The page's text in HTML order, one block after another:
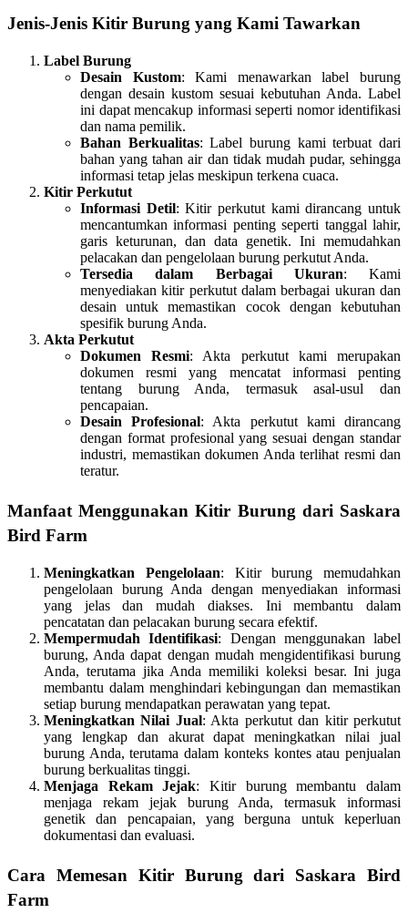
Jenis-Jenis Kitir Burung yang Kami Tawarkan
Label Burung
Desain Kustom: Kami menawarkan label burung
dengan desain kustom sesuai kebutuhan Anda. Label
ini dapat mencakup informasi seperti nomor identifikasi
dan nama pemilik.
Bahan Berkualitas: Label burung kami terbuat dari
bahan yang tahan air dan tidak mudah pudar, sehingga
informasi tetap jelas meskipun terkena cuaca.
Kitir Perkutut
Informasi Detil: Kitir perkutut kami dirancang untuk
mencantumkan informasi penting seperti tanggal lahir,
garis keturunan, dan data genetik. Ini memudahkan
pelacakan dan pengelolaan burung perkutut Anda.
Tersedia dalam Berbagai Ukuran: Kami
menyediakan kitir perkutut dalam berbagai ukuran dan
desain untuk memastikan cocok dengan kebutuhan
spesifik burung Anda.
Akta Perkutut
Dokumen Resmi: Akta perkutut kami merupakan
dokumen resmi yang mencatat informasi penting
tentang burung Anda, termasuk asal-usul dan
pencapaian.
Desain Profesional: Akta perkutut kami dirancang
dengan format profesional yang sesuai dengan standar
industri, memastikan dokumen Anda terlihat resmi dan
teratur.
Manfaat Menggunakan Kitir Burung dari Saskara
Bird Farm
Meningkatkan Pengelolaan: Kitir burung memudahkan
pengelolaan burung Anda dengan menyediakan informasi
yang jelas dan mudah diakses. Ini membantu dalam
pencatatan dan pelacakan burung secara efektif.
Mempermudah Identifikasi: Dengan menggunakan label
burung, Anda dapat dengan mudah mengidentifikasi burung
Anda, terutama jika Anda memiliki koleksi besar. Ini juga
membantu dalam menghindari kebingungan dan memastikan
setiap burung mendapatkan perawatan yang tepat.
Meningkatkan Nilai Jual: Akta perkutut dan kitir perkutut
yang lengkap dan akurat dapat meningkatkan nilai jual
burung Anda, terutama dalam konteks kontes atau penjualan
burung berkualitas tinggi.
Menjaga Rekam Jejak: Kitir burung membantu dalam
menjaga rekam jejak burung Anda, termasuk informasi
genetik dan pencapaian, yang berguna untuk keperluan
dokumentasi dan evaluasi.
Cara Memesan Kitir Burung dari Saskara Bird
Farm